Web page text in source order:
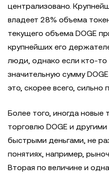
централизовано.
владеет 28% объема
текущего объема DOGE
крупнейших его
люди, однако если кто-то
значительную сумму
это, скорее всего, сильно
Более того, иногда
торговлю DOGE и
быстрыми деньгами, не
понятиях, например,
Вторая по величине и